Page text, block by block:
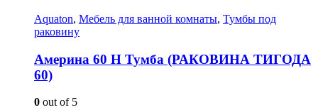
Aquaton, Мебель для ванной комнаты, Тумбы под
раковину
Америна 60 Н Тумба (РАКОВИНА ТИГОДА
60)
0 out of 5